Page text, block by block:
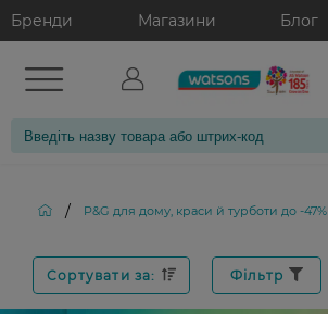
Бренди Магазини Блог
/ P&G для дому, краси й турботи до -47%
Сортувати за: Фільтр